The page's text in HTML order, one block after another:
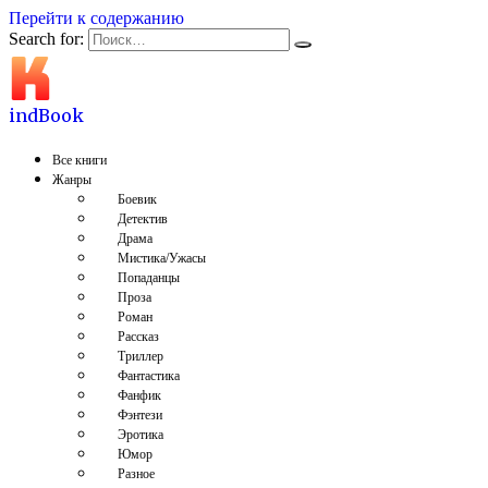
Перейти к содержанию
Search for:
indBook
Все книги
Жанры
Боевик
Детектив
Драма
Мистика/Ужасы
Попаданцы
Проза
Роман
Рассказ
Триллер
Фантастика
Фанфик
Фэнтези
Эротика
Юмор
Разное